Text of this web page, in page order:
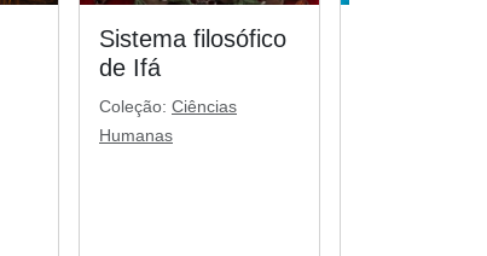
Sistema filosófico
de Ifá
Coleção: Ciências
Humanas